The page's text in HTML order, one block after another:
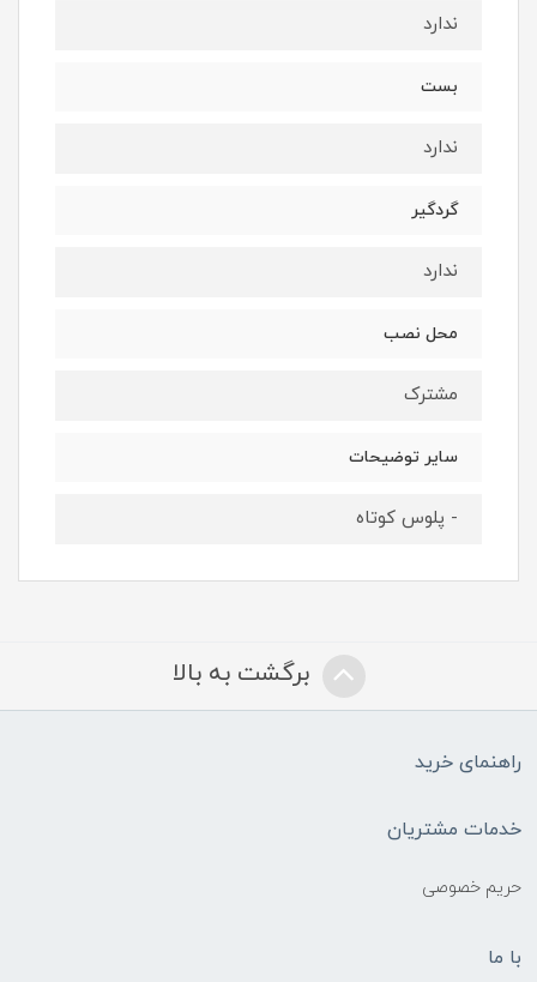
ندارد
بست
ندارد
گردگیر
ندارد
محل نصب
مشترک
سایر توضیحات
- پلوس کوتاه
برگشت به بالا
راهنمای خرید
خدمات مشتریان
حریم خصوصی
با ما